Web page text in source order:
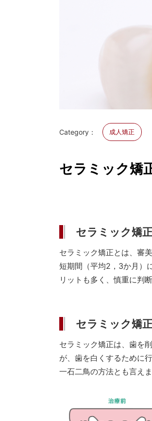
Category： 成人矯正
セラミック矯
セラミック矯
セラミック矯正とは、審
短期間（平均2，3か月）
リットも多く、慎重に判
セラミック矯
セラミック矯正は、歯を
が、歯を白くするために
一石二鳥の方法とも言えま